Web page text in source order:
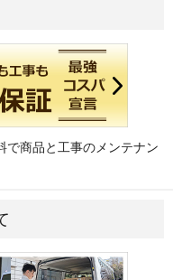
で商品と工事のメンテナン